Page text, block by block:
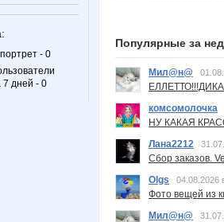
- 0
7 дней - 0
Популярные за
Мил@н@
комсомолочка
НУ КАКАЯ
Лана2212
Сбор заказов.
Olgs
04.08.2026
Фото вещей из
Мил@н@